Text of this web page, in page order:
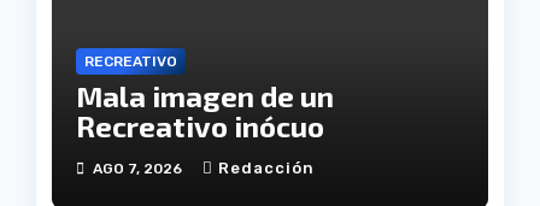
RECREATIVO
Mala imagen de un
Recreativo inócuo
AGO 7, 2026 Redacción